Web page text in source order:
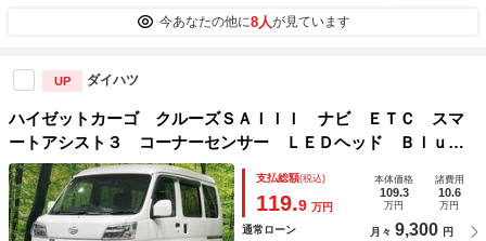
今あなたの他に8人が見ています
UP ダイハツ
ハイゼットカーゴ クルーズＳＡＩＩＩ ナビ ＥＴＣ スマ
ートアシスト３ コーナーセンサー ＬＥＤヘッド Ｂｌｕｅ
ｔｏｏｔｈ オートハイビーム オートライト アイドリング
ストップ トラクションコントロール 電動格納ドアミラー
禁煙車
支払総額(税込)
119.9 万円
本体価格
109.3
万円
諸費用
10.6
万円
通常ローン 月々 9,300 円